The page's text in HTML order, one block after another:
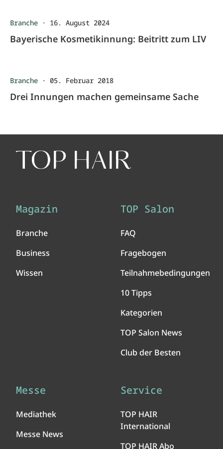
Branche · 16. August 2024
Bayerische Kosmetikinnung: Beitritt zum LIV
Branche · 05. Februar 2018
Drei Innungen machen gemeinsame Sache
Magazin
Branche
Business
Wissen
TOP Salon
FAQ
Fragebogen
Teilnahmebedingungen
10 Tipps
Kategorien
TOP Salon News
Club der Besten
Messe
Mediathek
Messe News
Service
TOP HAIR
International
TOP HAIR Abo